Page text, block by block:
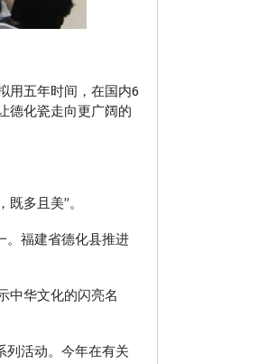
用五年时间，在国内6
德化瓷走向更广阔的
多且美”。
。福建省德化县推进
中华文化的闪亮名
列活动。今年在有关